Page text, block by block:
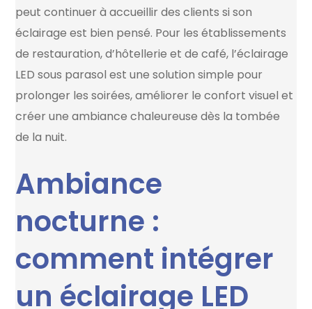
peut continuer à accueillir des clients si son
éclairage est bien pensé. Pour les établissements
de restauration, d’hôtellerie et de café, l’éclairage
LED sous parasol est une solution simple pour
prolonger les soirées, améliorer le confort visuel et
créer une ambiance chaleureuse dès la tombée
de la nuit.
Ambiance
nocturne :
comment intégrer
un éclairage LED